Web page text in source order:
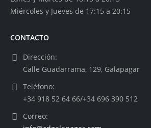
Miércoles y Jueves de 17:15 a 20:15
CONTACTO
Dirección:
Calle Guadarrama, 129, Galapagar
Teléfono:
+34 918 52 64 66/+34 696 390 512
Correo: